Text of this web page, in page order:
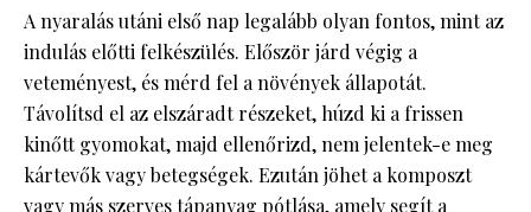
A nyaralás utáni első nap legalább olyan fontos, mint az
indulás előtti felkészülés. Először járd végig a
veteményest, és mérd fel a növények állapotát.
Távolítsd el az elszáradt részeket, húzd ki a frissen
kinőtt gyomokat, majd ellenőrizd, nem jelentek-e meg
kártevők vagy betegségek. Ezután jöhet a komposzt
vagy más szerves tápanyag pótlása, amely segít a